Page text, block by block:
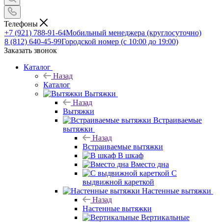
Телефоны
+7 (921) 788-91-64Мобильный менеджера (круглосуточно)
8 (812) 640-45-99Городской номер (с 10:00 до 19:00)
Заказать звонок
Каталог
Назад
Каталог
Вытяжки
Назад
Вытяжки
Встраиваемые
вытяжки
Назад
Встраиваемые вытяжки
В шкаф
Вместо дна
С
выдвижной кареткой
Настенные вытяжки
Назад
Настенные вытяжки
Вертикальные